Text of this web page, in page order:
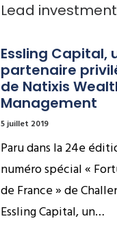
Lead investment
Essling Capital,
partenaire
de Natixis
Management
5 juillet 2019
Paru dans la 24e
numéro spécial «
de France » de
Essling Capital, un…